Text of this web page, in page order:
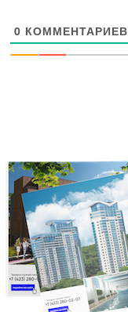
0 КОММЕНТАРИЕВ